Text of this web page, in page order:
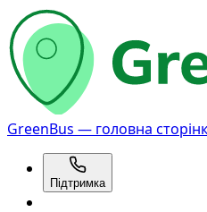
GreenBus — головна
Підтримка